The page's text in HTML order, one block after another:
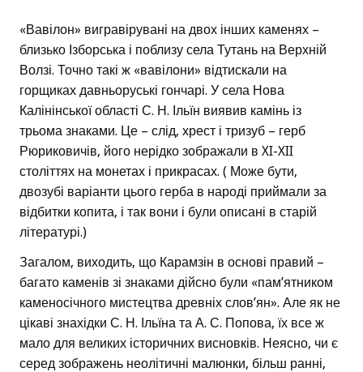
«Вавілон» вигравірувані на двох інших каменях –
близько Ізборська і поблизу села Тутань на Верхній
Волзі. Точно такі ж «вавілони» відтискали на
горщиках давньоруські гончарі. У села Нова
Калінінської області С. Н. Ільїн виявив камінь із
трьома знаками. Це – слід, хрест і тризуб – герб
Рюриковичів, його нерідко зображали в XI-XII
століттях на монетах і прикрасах. ( Може бути,
двозубі варіанти цього герба в народі приймали за
відбитки копита, і так вони і були описані в старій
літературі.)
Загалом, виходить, що Карамзін в основі правий –
багато каменів зі знаками дійсно були «пам’ятником
каменосічного мистецтва древніх слов’ян». Але як не
цікаві знахідки С. Н. Ільїна та А. С. Попова, їх все ж
мало для великих історичних висновків. Неясно, чи є
серед зображень неолітичні малюнки, більш ранні,